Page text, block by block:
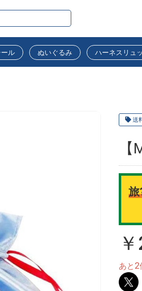
ル ぬいぐるみ ハーネスリュ
送
旅
あと 2